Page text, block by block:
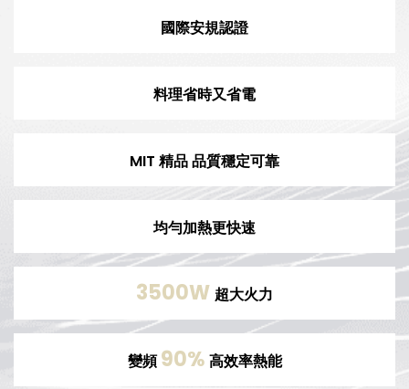
高規格同級加熱盤
國際安規認證
料理省時又省電
MIT 精品 品質穩定可靠
均勻加熱更快速